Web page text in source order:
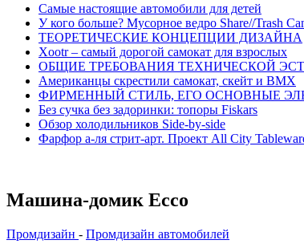
Самые настоящие автомобили для детей
У кого больше? Мусорное ведро Share//Trash
ТЕОРЕТИЧЕСКИЕ КОНЦЕПЦИИ ДИЗАЙНА
Xootr – самый дорогой самокат для взрослых
ОБЩИЕ ТРЕБОВАНИЯ ТЕХНИЧЕСКОЙ
Американцы скрестили самокат, скейт и BMX
ФИРМЕННЫЙ СТИЛЬ, ЕГО ОСНОВНЫЕ
Без сучка без задоринки: топоры Fiskars
Обзор холодильников Side-by-side
Фарфор а-ля стрит-арт. Проект All City
Машина-домик Ecco
Промдизайн - Промдизайн автомобилей